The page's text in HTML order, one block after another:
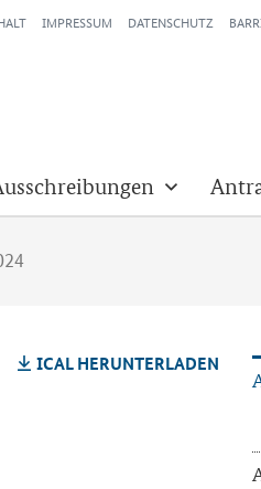
IMPRESSUM DATENSCHUTZ
ICAL HER­UN­TER­LA­DEN